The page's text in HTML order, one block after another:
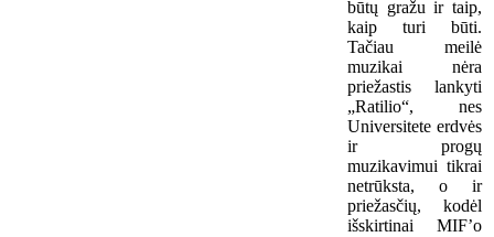
būtų gražu ir taip,
kaip turi būti.
Tačiau meilė
muzikai nėra
priežastis lankyti
„Ratilio“, nes
Universitete erdvės
ir progų
muzikavimui tikrai
netrūksta, o ir
priežasčių, kodėl
išskirtinai MIF’o